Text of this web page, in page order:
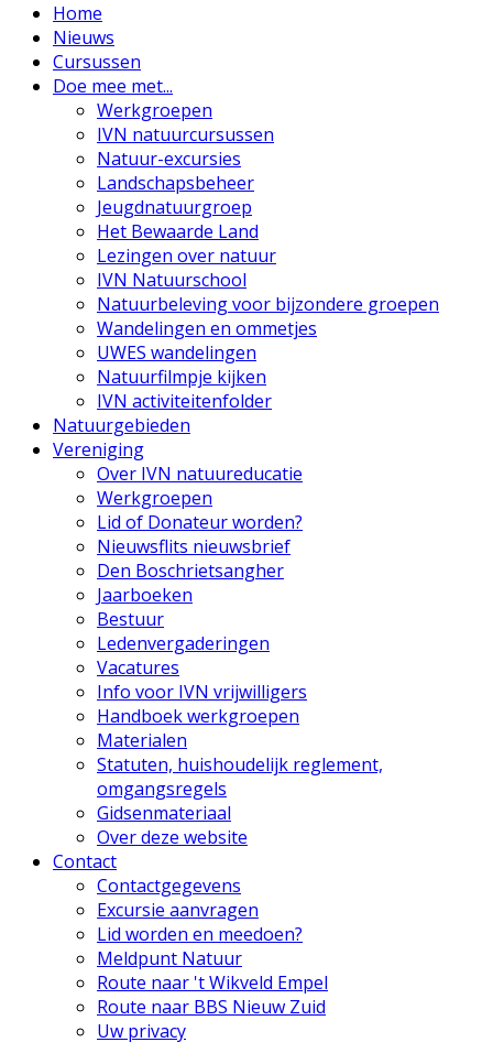
Home
Nieuws
Cursussen
Doe mee met...
Werkgroepen
IVN natuurcursussen
Natuur-excursies
Landschapsbeheer
Jeugdnatuurgroep
Het Bewaarde Land
Lezingen over natuur
IVN Natuurschool
Natuurbeleving voor bijzondere groepen
Wandelingen en ommetjes
UWES wandelingen
Natuurfilmpje kijken
IVN activiteitenfolder
Natuurgebieden
Vereniging
Over IVN natuureducatie
Werkgroepen
Lid of Donateur worden?
Nieuwsflits nieuwsbrief
Den Boschrietsangher
Jaarboeken
Bestuur
Ledenvergaderingen
Vacatures
Info voor IVN vrijwilligers
Handboek werkgroepen
Materialen
Statuten, huishoudelijk reglement,
omgangsregels
Gidsenmateriaal
Over deze website
Contact
Contactgegevens
Excursie aanvragen
Lid worden en meedoen?
Meldpunt Natuur
Route naar 't Wikveld Empel
Route naar BBS Nieuw Zuid
Uw privacy